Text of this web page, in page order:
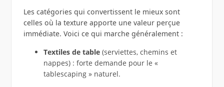
Les catégories qui convertissent le mieux sont
celles où la texture apporte une valeur perçue
immédiate. Voici ce qui marche généralement :
Textiles de table(serviettes, chemins et
nappes) : forte demande pour le «
tablescaping » naturel.